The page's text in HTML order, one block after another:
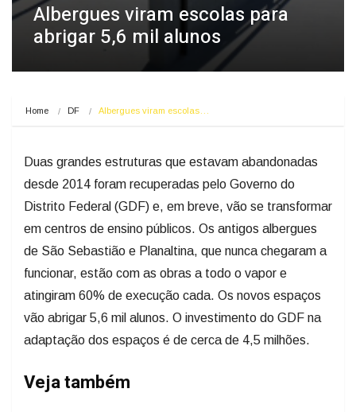
Albergues viram escolas para
abrigar 5,6 mil alunos
Home DF Albergues viram escolas…
Duas grandes estruturas que estavam abandonadas
desde 2014 foram recuperadas pelo Governo do
Distrito Federal (GDF) e, em breve, vão se transformar
em centros de ensino públicos. Os antigos albergues
de São Sebastião e Planaltina, que nunca chegaram a
funcionar, estão com as obras a todo o vapor e
atingiram 60% de execução cada. Os novos espaços
vão abrigar 5,6 mil alunos. O investimento do GDF na
adaptação dos espaços é de cerca de 4,5 milhões.
Veja também